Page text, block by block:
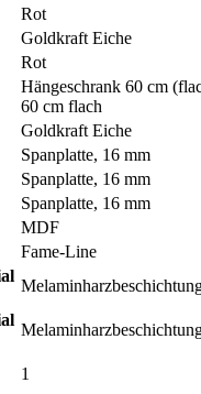
Rot
Goldkraft Eiche
Rot
Hängeschrank 60 cm
60 cm flach
Goldkraft Eiche
Spanplatte, 16 mm
Spanplatte, 16 mm
Spanplatte, 16 mm
MDF
Fame-Line
1